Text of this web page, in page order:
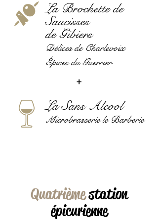
La Brochette de
Saucisses
de Gibiers
Délices de Charlevoix
Épices du Guerrier
+
La Sans Alcool
Microbrasserie le Barberie
Quatrièmestation
épicurienne